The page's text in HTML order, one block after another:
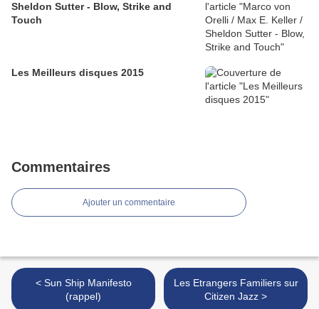
Sheldon Sutter - Blow, Strike and
Touch
Les Meilleurs disques 2015
Commentaires
Ajouter un commentaire
< Sun Ship Manifesto
(rappel)
Les Etrangers Familiers sur
Citizen Jazz >